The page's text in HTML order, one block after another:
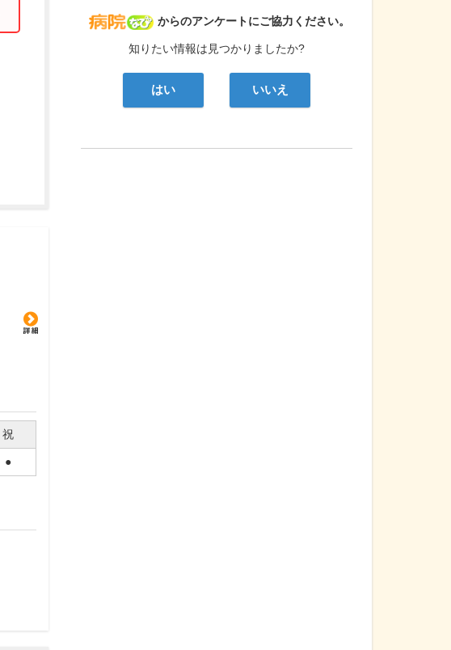
祝
●
病院なび
からのアンケートにご協力ください。
知りたい情報は見つかりましたか?
はい いいえ